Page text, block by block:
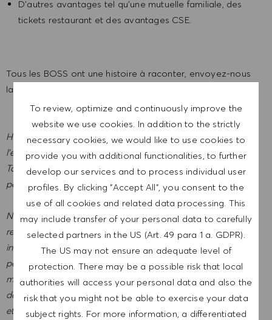
To review, optimize and continuously improve the
website we use cookies. In addition to the strictly
necessary cookies, we would like to use cookies to
provide you with additional functionalities, to further
develop our services and to process individual user
profiles. By clicking "Accept All", you consent to the
use of all cookies and related data processing. This
may include transfer of your personal data to carefully
selected partners in the US (Art. 49 para 1 a. GDPR).
The US may not ensure an adequate level of
protection. There may be a possible risk that local
authorities will access your personal data and also the
risk that you might not be able to exercise your data
subject rights. For more information, a differentiated
D’autres avantages tel qu’une mutuelle familiale, des
tickets restaurant et des avantages CSE.
Tous les BOSS ont une histoire à raconter, envoyez-nous
la vôtre et rejoignez la TEAM BOSS !
HUGO BOSS s’engage en faveur de la diversité et soutient
l’égalité des chances.
Toutes les opportunités de la société sont ouvertes aux
personnes en situation de handicap.
Nous sommes une entreprise mondiale et nos employés sont
représentatifs du monde dans son ensemble. Notre culture
inclusive intègre l'authenticité et l'individualité de chaque
personne. Nous sommes attachés à l'égalité des chances en
matière d'emploi. Et nous pensons que notre environnement
de travail équitable contribue à libérer tout votre potentiel
et vous permet de vous épanouir.